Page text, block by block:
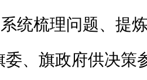
统梳理问题、提
委、旗政府供决策